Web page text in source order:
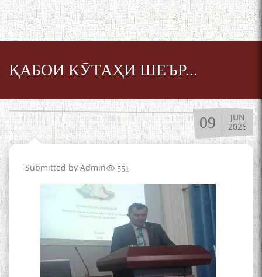
ҚАБОИ КӮТАҲИ ШЕЪР...
09
JUN
2026
Submitted by Admin 551